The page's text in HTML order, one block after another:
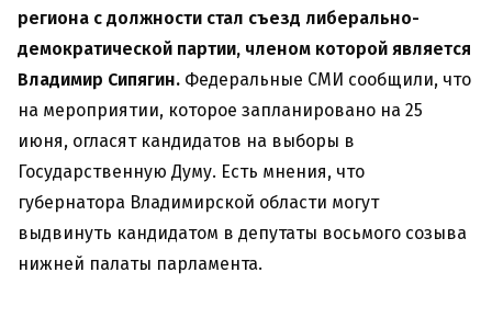
региона с должности стал съезд либерально-
демократической партии, членом которой является
Владимир Сипягин. Федеральные СМИ сообщили, что
на мероприятии, которое запланировано на 25
июня, огласят кандидатов на выборы в
Государственную Думу. Есть мнения, что
губернатора Владимирской области могут
выдвинуть кандидатом в депутаты восьмого созыва
нижней палаты парламента.